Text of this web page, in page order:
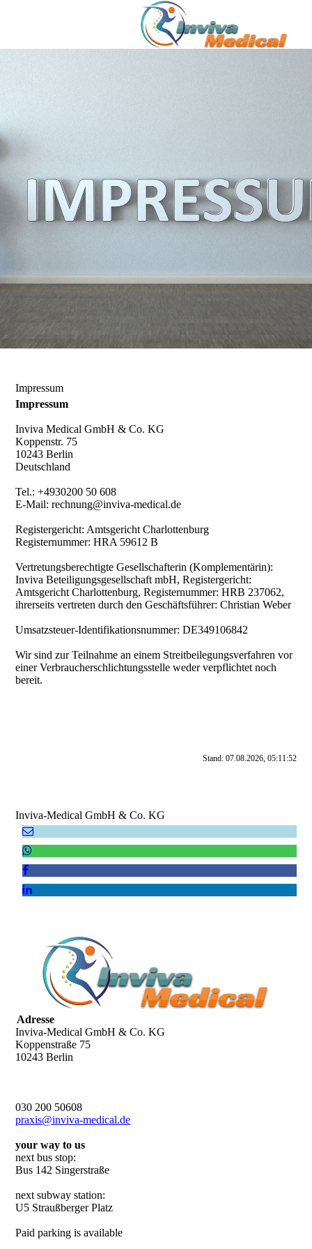
Impressum
Impressum
Inviva Medical GmbH & Co. KG
Koppenstr. 75
10243 Berlin
Deutschland
Tel.: +4930200 50 608
E-Mail: rechnung@inviva-medical.de
Registergericht: Amtsgericht Charlottenburg
Registernummer: HRA 59612 B
Vertretungsberechtigte Gesellschafterin (Komplementärin):
Inviva Beteiligungsgesellschaft mbH, Registergericht:
Amtsgericht Charlottenburg, Registernummer: HRB 237062,
ihrerseits vertreten durch den Geschäftsführer: Christian Weber
Umsatzsteuer-Identifikationsnummer: DE349106842
Wir sind zur Teilnahme an einem Streitbeilegungsverfahren vor
einer Verbraucherschlichtungsstelle weder verpflichtet noch
bereit.
Stand: 07.08.2026, 05:11:52
Inviva-Medical GmbH & Co. KG
Adresse
Inviva-Medical GmbH & Co. KG
Koppenstraße 75
10243 Berlin
030 200 50608
praxis@inviva-medical.de
your way to us
next bus stop:
Bus 142 Singerstraße
next subway station:
U5 Straußberger Platz
Paid parking is available